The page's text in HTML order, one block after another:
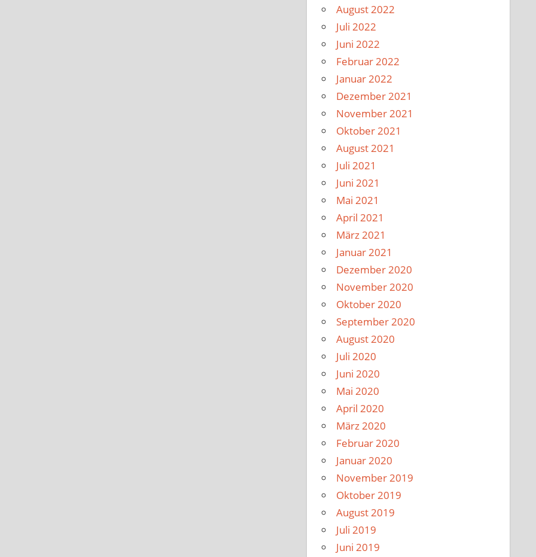
August 2022
Juli 2022
Juni 2022
Februar 2022
Januar 2022
Dezember 2021
November 2021
Oktober 2021
August 2021
Juli 2021
Juni 2021
Mai 2021
April 2021
März 2021
Januar 2021
Dezember 2020
November 2020
Oktober 2020
September 2020
August 2020
Juli 2020
Juni 2020
Mai 2020
April 2020
März 2020
Februar 2020
Januar 2020
November 2019
Oktober 2019
August 2019
Juli 2019
Juni 2019